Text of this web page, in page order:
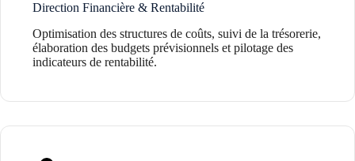
Direction Financière & Rentabilité
Optimisation des structures de coûts, suivi de la trésorerie,
élaboration des budgets prévisionnels et pilotage des
indicateurs de rentabilité.